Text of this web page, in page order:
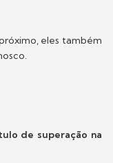
eles também
de superação na